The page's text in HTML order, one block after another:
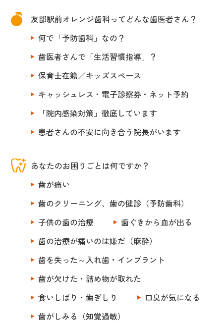
友部駅前オレンジ歯科ってどんな歯医者さん？
何で「予防歯科」なの？
歯医者さんで「生活習慣指導」？
保育士在籍／キッズスペース
キャッシュレス・電子診察券・ネット予約
「院内感染対策」徹底しています
患者さんの不安に向き合う院長がいます
あなたのお困りごとは何ですか？
歯が痛い
歯のクリーニング、歯の健診（予防歯科）
子供の歯の治療
歯ぐきから血が出る
歯の治療が痛いのは嫌だ（麻酔）
歯を失った～入れ歯・インプラント
歯が欠けた・詰め物が取れた
食いしばり・歯ぎしり
口臭が気になる
歯がしみる（知覚過敏）